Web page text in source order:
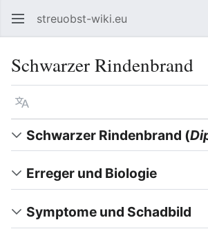
streuobst-wiki.eu
Schwarzer Rindenbrand
Sprache
Schwarzer Rindenbrand (
Erreger und Biologie
Symptome und Schadbild